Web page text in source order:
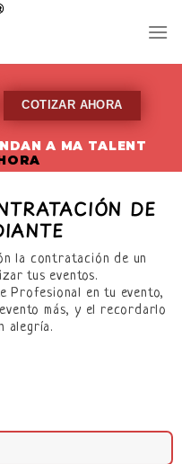
COTIZAR AHORA
A MA TALENT
DE
la contratación de un
tus eventos.
Profesional en tu evento,
más, y el recordarlo
alegría.